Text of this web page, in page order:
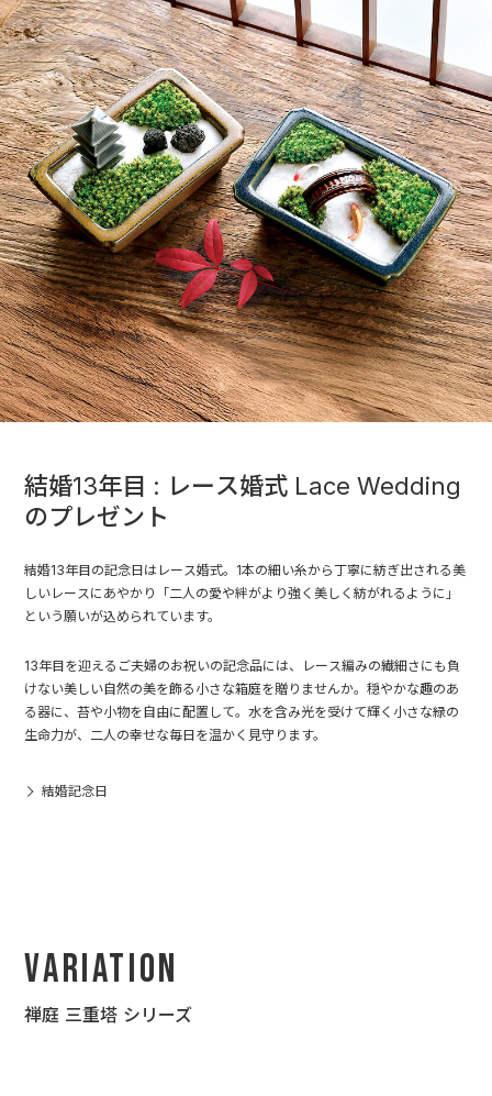
結婚13年目 : レース婚式 Lace Wedding
のプレゼント
結婚13年目の記念日はレース婚式。1本の細い糸から丁寧に紡ぎ出される美
しいレースにあやかり「二人の愛や絆がより強く美しく紡がれるように」
という願いが込められています。
13年目を迎えるご夫婦のお祝いの記念品には、レース編みの繊細さにも負
けない美しい自然の美を飾る小さな箱庭を贈りませんか。穏やかな趣のあ
る器に、苔や小物を自由に配置して。水を含み光を受けて輝く小さな緑の
生命力が、二人の幸せな毎日を温かく見守ります。
結婚記念日
Variation
禅庭 三重塔 シリーズ